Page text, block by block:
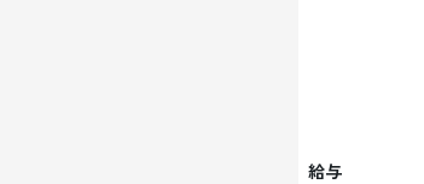
給与